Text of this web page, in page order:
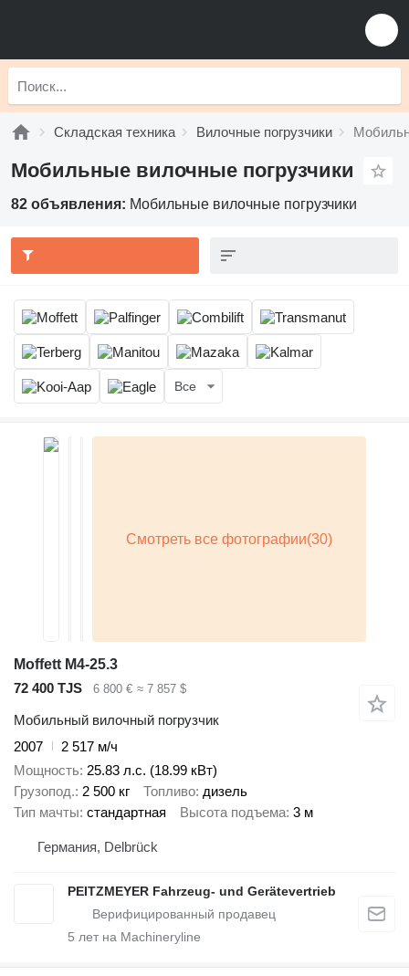
Складская техника Вилочные погрузчики
Мобильные вилочные погрузчики
82 объявления: Мобильные вилочные погрузчики
Все
Moffett M4-25.3
72 400 TJS
6 800 € ≈ 7 857 $
Мобильный вилочный погрузчик
2007
2 517 м/ч
Мощность 25.83 л.с. (18.99 кВт)
Грузопод. 2 500 кг Топливо дизель
Тип мачты стандартная Высота подъема 3 м
Германия, Delbrück
PEITZMEYER Fahrzeug- und Gerätevertrieb
5 лет на Machineryline